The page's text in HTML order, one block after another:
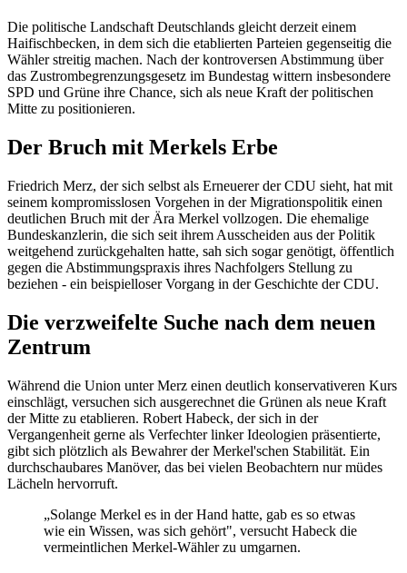
Die politische Landschaft Deutschlands gleicht derzeit einem
Haifischbecken, in dem sich die etablierten Parteien gegenseitig die
Wähler streitig machen. Nach der kontroversen Abstimmung über
das Zustrombegrenzungsgesetz im Bundestag wittern insbesondere
SPD und Grüne ihre Chance, sich als neue Kraft der politischen
Mitte zu positionieren.
Der Bruch mit Merkels Erbe
Friedrich Merz, der sich selbst als Erneuerer der CDU sieht, hat mit
seinem kompromisslosen Vorgehen in der Migrationspolitik einen
deutlichen Bruch mit der Ära Merkel vollzogen. Die ehemalige
Bundeskanzlerin, die sich seit ihrem Ausscheiden aus der Politik
weitgehend zurückgehalten hatte, sah sich sogar genötigt, öffentlich
gegen die Abstimmungspraxis ihres Nachfolgers Stellung zu
beziehen - ein beispielloser Vorgang in der Geschichte der CDU.
Die verzweifelte Suche nach dem neuen
Zentrum
Während die Union unter Merz einen deutlich konservativeren Kurs
einschlägt, versuchen sich ausgerechnet die Grünen als neue Kraft
der Mitte zu etablieren. Robert Habeck, der sich in der
Vergangenheit gerne als Verfechter linker Ideologien präsentierte,
gibt sich plötzlich als Bewahrer der Merkel'schen Stabilität. Ein
durchschaubares Manöver, das bei vielen Beobachtern nur müdes
Lächeln hervorruft.
„Solange Merkel es in der Hand hatte, gab es so etwas
wie ein Wissen, was sich gehört", versucht Habeck die
vermeintlichen Merkel-Wähler zu umgarnen.